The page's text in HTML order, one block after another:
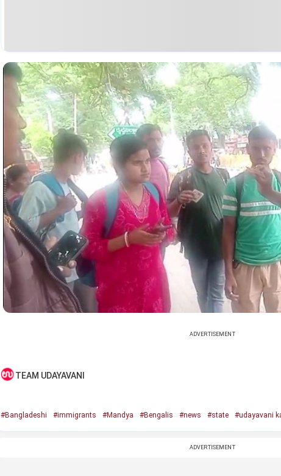
ADVERTISEMENT
TEAM UDAYAVANI
#Bangladeshi #immigrants #Mandya #Bengalis #news #state #udayavani
ADVERTISEMENT